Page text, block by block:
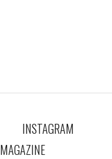
INSTAGRAM
MAGAZINE